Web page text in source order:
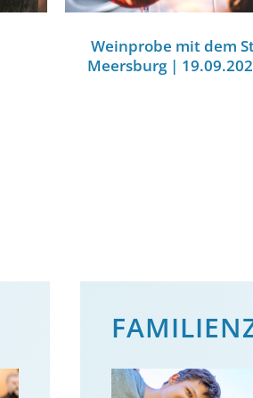
Weinprobe mit dem
Meersburg |